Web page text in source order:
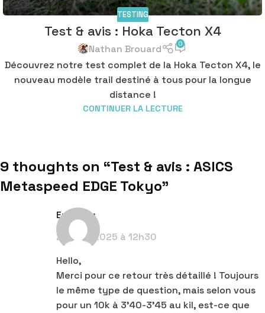
TESTING
Test & avis : Hoka Tecton X4
Nathan Brouard 0
Découvrez notre test complet de la Hoka Tecton X4, le
nouveau modèle trail destiné à tous pour la longue
distance !
CONTINUER LA LECTURE
9 thoughts on “Test & avis : ASICS
Metaspeed EDGE Tokyo”
Eric
dit :
21 août 2025 à 12h30
Hello,
Merci pour ce retour très détaillé ! Toujours
le même type de question, mais selon vous
pour un 10k à 3’40-3’45 au kil, est-ce que